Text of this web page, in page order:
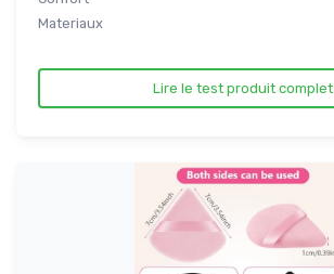
Materiaux
Lire le test produit complet